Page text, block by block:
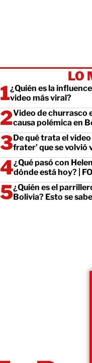
LO
¿Quién es la
video más viral?
Video de churrasco
causa polémica en
De qué trata el
frater’ que se volvió
¿Qué pasó con
dónde está hoy? |
¿Quién es el
Bolivia? Esto se sabe